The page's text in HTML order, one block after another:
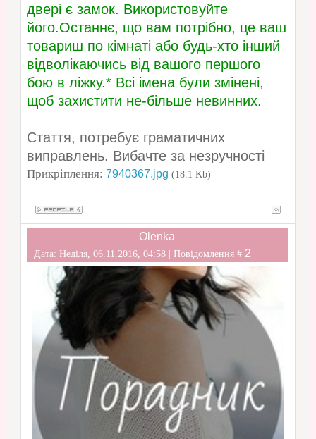
двері є замок. Використовуйте
його.Останнє, що вам потрібно, це ваш
товариш по кімнаті або будь-хто інший
відволікаючись від вашого першого
бою в ліжку.* Всі імена були змінені,
щоб захистити не-більше невинних.
Стаття, потребує граматичних
виправлень. Вибачте за незручності
Прикріплення: 7940367.jpg (18.1 Kb)
Olenka
Дата: Неділя, 06.11.2016, 04:58 | Повідомлення # 2